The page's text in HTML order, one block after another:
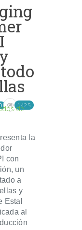
de
1425
la
con
un
a
y
Estal
al